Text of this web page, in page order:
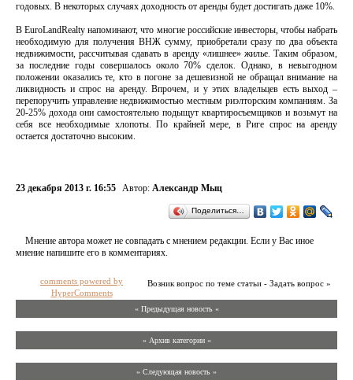
годовых. В некоторых случаях доходность от аренды будет достигать даже 10%.
В EuroLandRealty напоминают, что многие российские инвесторы, чтобы набрать
необходимую для получения ВНЖ сумму, приобретали сразу по два объекта
недвижимости, рассчитывая сдавать в аренду «лишнее» жилье. Таким образом,
за последние годы совершалось около 70% сделок. Однако, в невыгодном
положении оказались те, кто в погоне за дешевизной не обращал внимание на
ликвидность и спрос на аренду. Впрочем, и у этих владельцев есть выход –
перепоручить управление недвижимостью местным риэлторским компаниям. За
20-25% дохода они самостоятельно подыщут квартиросъемщиков и возьмут на
себя все необходимые хлопоты. По крайней мере, в Риге спрос на аренду
остается достаточно высоким.
23 декабря 2013 г. 16:55 Автор: Александр Мыц
Поделиться…
Мнение автора может не совпадать с мнением редакции. Если у Вас иное
мнение напишите его в комментариях.
Возник вопрос по теме статьи - Задать вопрос »
comments powered by
HyperComments
« Предыдущая новость «
» Архив категории «
» Следующая новость »